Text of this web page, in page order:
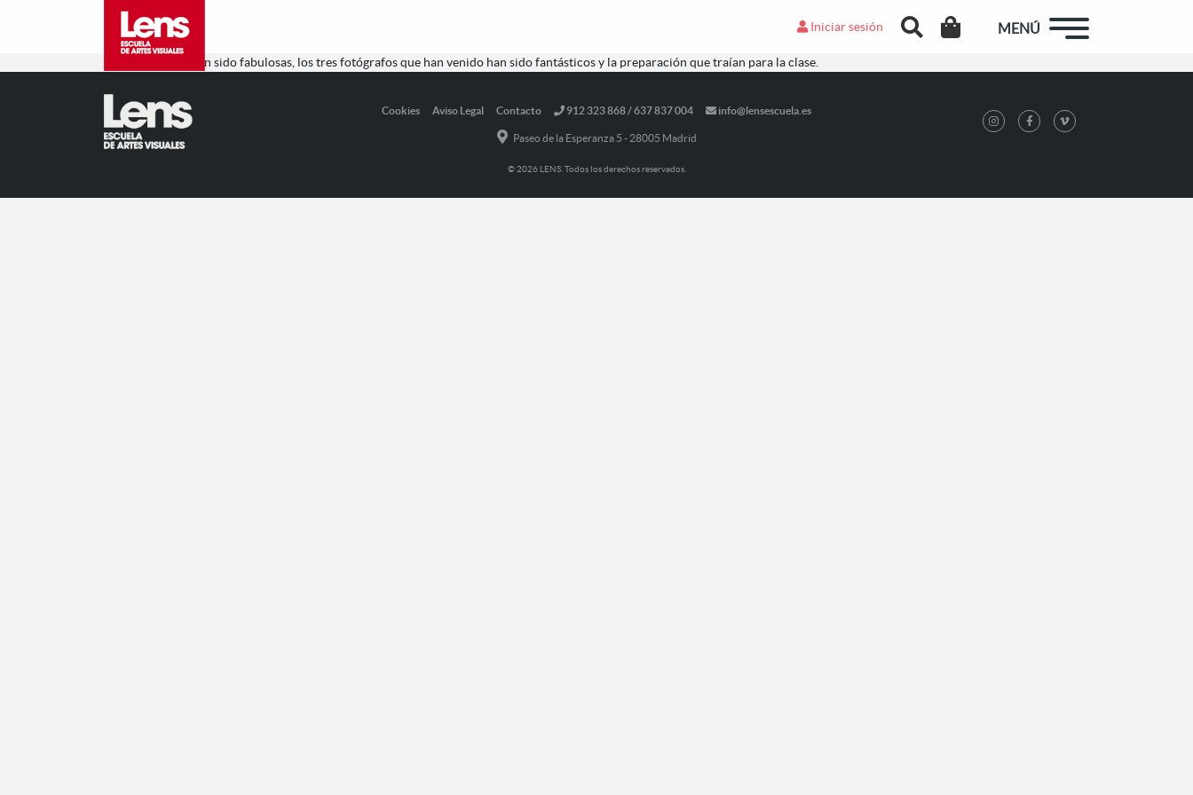
Iniciar sesión MENÚ
Las masterclass han sido fabulosas, los tres fotógrafos que han venido han sido fantásticos y la preparación que traían para la clase.
Cookies Aviso Legal Contacto 912 323 868 / 637 837 004 info@lensescuela.es
Paseo de la Esperanza 5 - 28005 Madrid
© 2026 LENS. Todos los derechos reservados.